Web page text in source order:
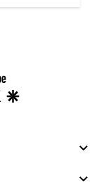
youtube-
footer
twitter